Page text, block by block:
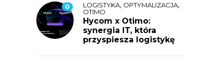
0 LOGISTYKA, OPTYMALIZACJA,
OTIMO
Hycom x Otimo:
synergia IT, która
przyspiesza logistykę